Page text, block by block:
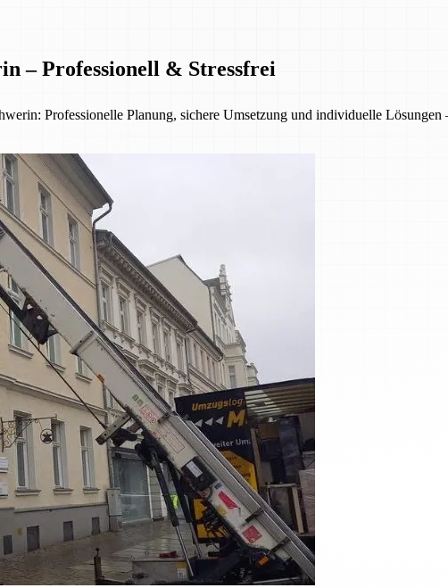
– Professionell & Stressfrei
Professionelle Planung, sichere Umsetzung und individuelle